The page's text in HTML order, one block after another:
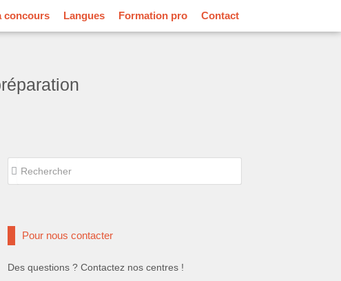
concours Langues Formation pro Contact
Rechercher
Pour nous contacter
Des questions ? Contactez nos centres !